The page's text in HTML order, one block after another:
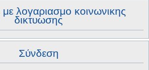
με λογαριασμο κοινωνικης
δικτυωσης
Σύνδεση